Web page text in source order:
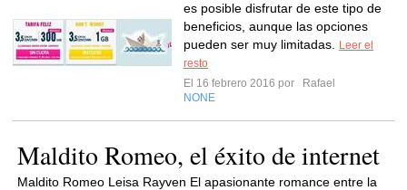
es posible disfrutar de este tipo de
beneficios, aunque las opciones
pueden ser muy limitadas.
Leer el
resto
El 16 febrero 2016 por
Rafael
NONE
Maldito Romeo, el éxito de internet
Maldito Romeo Leisa Rayven El apasionante romance entre la